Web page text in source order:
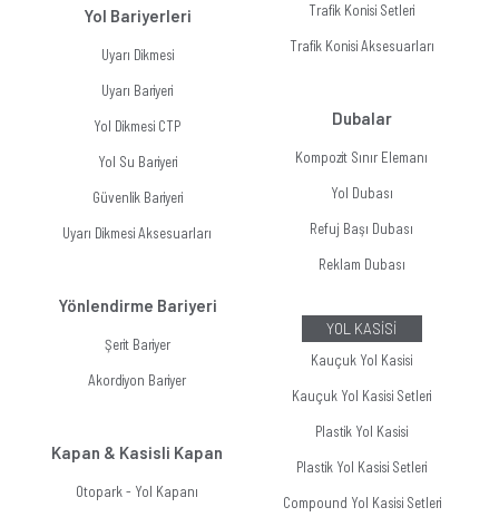
Yol Bariyerleri
Uyarı Dikmesi
Uyarı Bariyeri
Yol Dikmesi CTP
Yol Su Bariyeri
Güvenlik Bariyeri
Uyarı Dikmesi Aksesuarları
Yönlendirme Bariyeri
Şerit Bariyer
Akordiyon Bariyer
Kapan & Kasisli Kapan
Otopark - Yol Kapanı
Trafik Konisi Setleri
Trafik Konisi Aksesuarları
Dubalar
Kompozit Sınır Elemanı
Yol Dubası
Refuj Başı Dubası
Reklam Dubası
YOL KASİSİ
Kauçuk Yol Kasisi
Kauçuk Yol Kasisi Setleri
Plastik Yol Kasisi
Plastik Yol Kasisi Setleri
Compound Yol Kasisi Setleri